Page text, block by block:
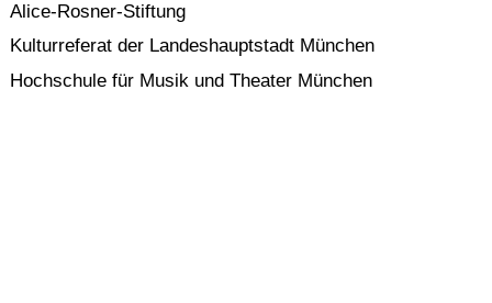
Alice-Rosner-Stiftung
Kulturreferat der Landeshauptstadt München
Hochschule für Musik und Theater München